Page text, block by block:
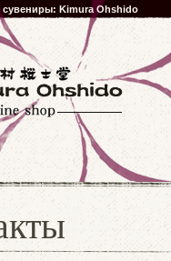
Kimura Ohshido